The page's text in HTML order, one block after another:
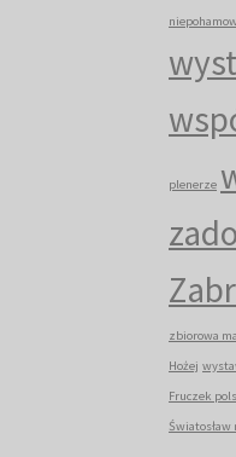
plenerze
zbiorowa
Hożej
Fruczek
Światosław